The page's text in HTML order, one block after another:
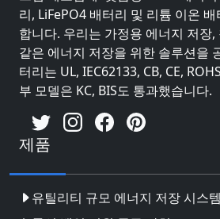
리, LiFePO4 배터리 및 리튬 이온
합니다. 우리는 가정용 에너지 저장
같은 에너지 저장을 위한 솔루션을
터리는 UL, IEC62133, CB, CE,
부 모델은 KC, BIS도 통과했습니다.
제품
유틸리티 규모 에너지 저장 시스템